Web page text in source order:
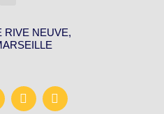
RIVE NEUVE,